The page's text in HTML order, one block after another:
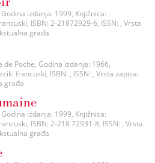
izdanja: 1999, Knjižnica:
ISBN: 2-21872929-6, ISSN: , Vrsta
građa
de Poche, Godina izdanja: 1966,
francuski, ISBN: , ISSN: , Vrsta zapisa:
građa
izdanja: 1999, Knjižnica:
ISBN: 2-218 72931-8, ISSN: , Vrsta
građa